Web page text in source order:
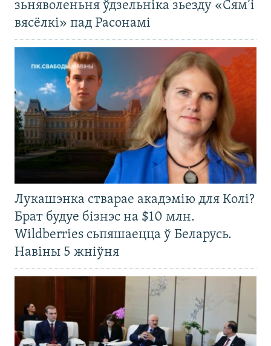
зьняволеньня ўдзельніка зьезду «Сям’і
вясёлкі» пад Расонамі
Лукашэнка стварае акадэмію для Колі?
Брат будуе бізнэс на $10 млн.
Wildberries сьпяшаецца ў Беларусь.
Навіны 5 жніўня